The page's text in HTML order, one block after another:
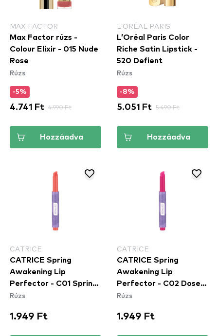
MAX FACTOR
Max Factor rúzs -
Colour Elixir - 015 Nude
Rose
Rúzs
-5%
4.741 Ft 4.990 Ft
Hozzáadva
L’ORÉAL PARIS
L’Oréal Paris Color
Riche Satin Lipstick -
520 Defient
Rúzs
-8%
5.051 Ft 5.490 Ft
Hozzáadva
CATRICE
CATRICE Spring
Awakening Lip
Perfector - C01 Spring
To Life
Rúzs
1.949 Ft
CATRICE
CATRICE Spring
Awakening Lip
Perfector - C02 Dose
Of Confidence
Rúzs
1.949 Ft